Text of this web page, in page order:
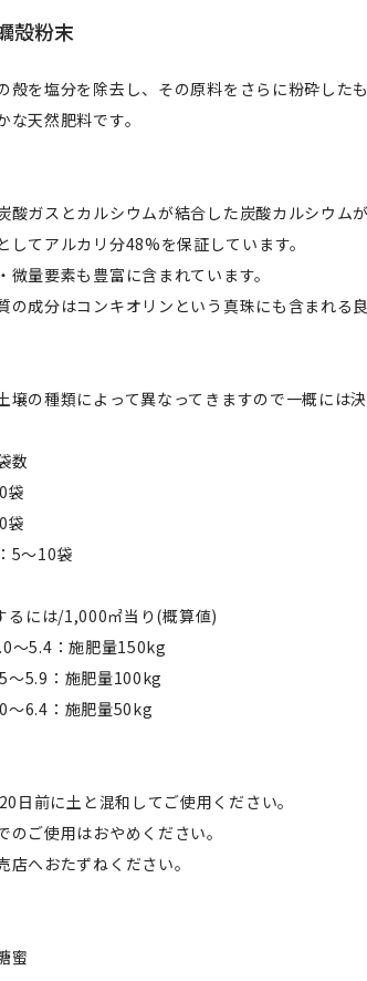
殻粉末
殻を塩分を除去し、その原料をさらに粉砕した
な天然肥料です。
ガスとカルシウムが結合した炭酸カルシウムが
てアルカリ分48%を保証しています。
量要素も豊富に含まれています。
成分はコンキオリンという真珠にも含まれる
壌の種類によって異なってきますので一概には
数
袋
袋
5〜10袋
るには/1,000㎡当り(概算値)
〜5.4：施肥量150kg
〜5.9：施肥量100kg
〜6.4：施肥量50kg
日前に土と混和してご使用ください。
ご使用はおやめください。
へおたずねください。
蜜